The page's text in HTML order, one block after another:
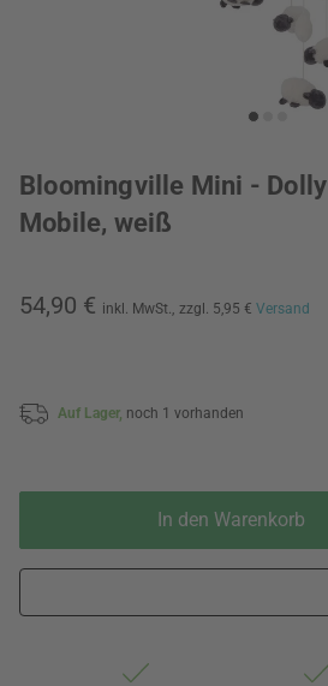
Bloomingville Mini - Dolly
Mobile, weiß
54,90 € inkl. MwSt., zzgl. 5,95 € Versand
Auf Lager, noch 1 vorhanden
In den Warenkorb